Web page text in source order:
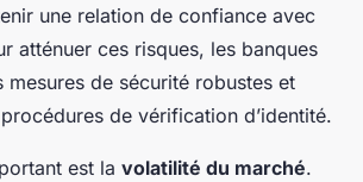
une relation de confiance avec
atténuer ces risques, les banques
mesures de sécurité robustes et
de vérification d’identité.
est la volatilité du marché.